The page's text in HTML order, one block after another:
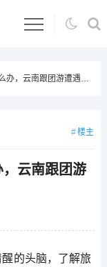
游遭遇强制消费该如何应对？
云南跟团游
楼主
的头脑，了解旅